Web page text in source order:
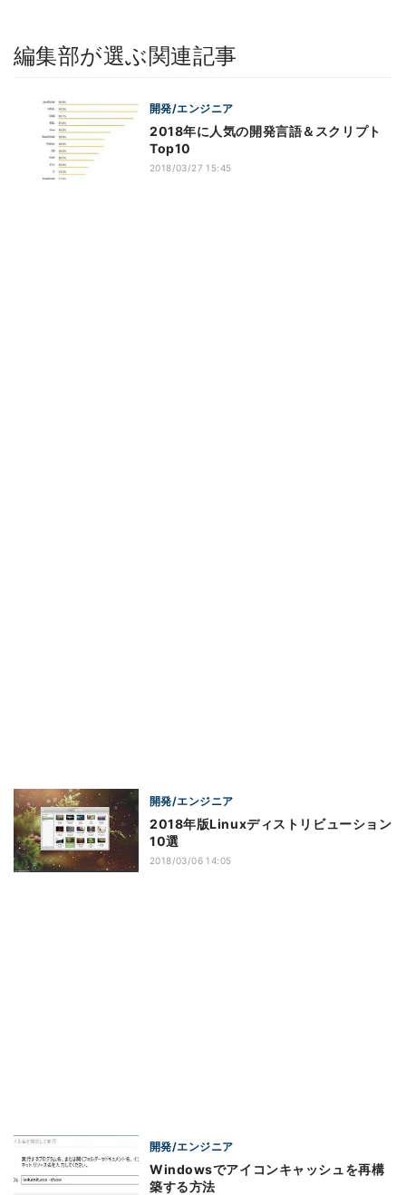
編集部が選ぶ関連記事
開発/エンジニア
2018年に人気の開発言語＆スクリプト
Top10
2018/03/27 15:45
開発/エンジニア
2018年版Linuxディストリビューション
10選
2018/03/06 14:05
開発/エンジニア
Windowsでアイコンキャッシュを再構
築する方法